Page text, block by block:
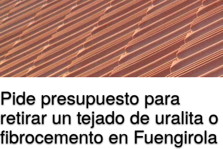
Pide presupuesto para
retirar un tejado de uralita o
fibrocemento en Fuengirola